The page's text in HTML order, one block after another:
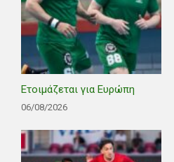
Ετοιμάζεται για Ευρώπη
06/08/2026